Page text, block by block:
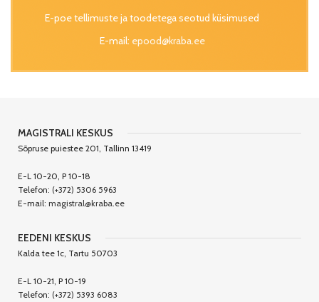
E-poe tellimuste ja toodetega seotud küsimused
E-mail: epood@kraba.ee
MAGISTRALI KESKUS
Sõpruse puiestee 201, Tallinn 13419
E-L 10-20, P 10-18
Telefon: (+372) 5306 5963
E-mail: magistral@kraba.ee
EEDENI KESKUS
Kalda tee 1c, Tartu 50703
E-L 10-21, P 10-19
Telefon: (+372) 5393 6083